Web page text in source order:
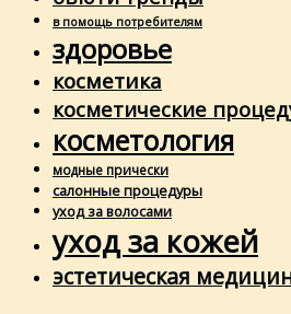
в помощь потребителям
здоровье
косметика
косметические
косметология
модные прически
салонные процедуры
уход за волосами
уход за кожей
эстетическая